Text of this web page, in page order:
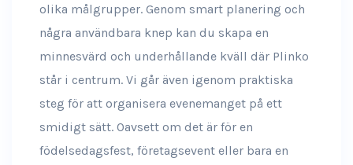
olika målgrupper. Genom smart planering och
några användbara knep kan du skapa en
minnesvärd och underhållande kväll där Plinko
står i centrum. Vi går även igenom praktiska
steg för att organisera evenemanget på ett
smidigt sätt. Oavsett om det är för en
födelsedagsfest, företagsevent eller bara en